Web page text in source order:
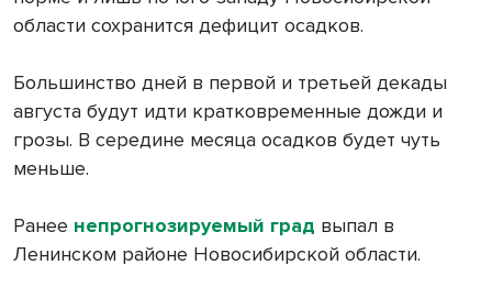
области сохранится дефицит осадков.
Большинство дней в первой и третьей декады
августа будут идти кратковременные дожди и
грозы. В середине месяца осадков будет чуть
меньше.
Ранее непрогнозируемый град выпал в
Ленинском районе Новосибирской области.